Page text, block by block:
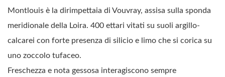
Montlouis è la dirimpettaia di Vouvray, assisa sulla sponda
meridionale della Loira. 400 ettari vitati su suoli argillo-
calcarei con forte presenza di silicio e limo che si corica su
uno zoccolo tufaceo.
Freschezza e nota gessosa interagiscono sempre